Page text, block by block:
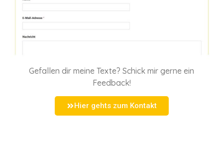
Gefallen dir meine Texte? Schick mir gerne ein
Feedback!
Hier gehts zum Kontakt